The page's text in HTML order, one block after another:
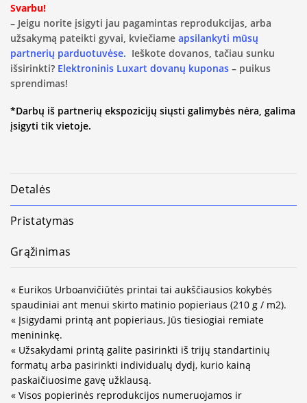
Svarbu!
– Jeigu norite įsigyti jau pagamintas reprodukcijas, arba
užsakymą pateikti gyvai, kviečiame apsilankyti mūsų
partnerių parduotuvėse. Ieškote dovanos, tačiau sunku
išsirinkti? Elektroninis Luxart dovanų kuponas – puikus
sprendimas!
*Darbų iš partnerių ekspozicijų siųsti galimybės nėra, galima
įsigyti tik vietoje.
Detalės
Pristatymas
Grąžinimas
« Eurikos Urboanvičiūtės printai tai aukščiausios kokybės
spaudiniai ant menui skirto matinio popieriaus (210 g / m2).
« Įsigydami printą ant popieriaus, Jūs tiesiogiai remiate
menininkę.
« Užsakydami printą galite pasirinkti iš trijų standartinių
formatų arba pasirinkti individualų dydį, kurio kainą
paskaičiuosime gavę užklausą.
« Visos popierinės reprodukcijos numeruojamos ir